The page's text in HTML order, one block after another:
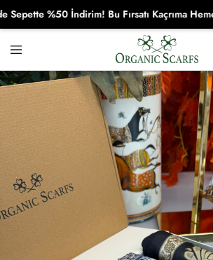
Organikscarf
%50 İndirim! Bu Fırsatı Kaçrıma Hemen